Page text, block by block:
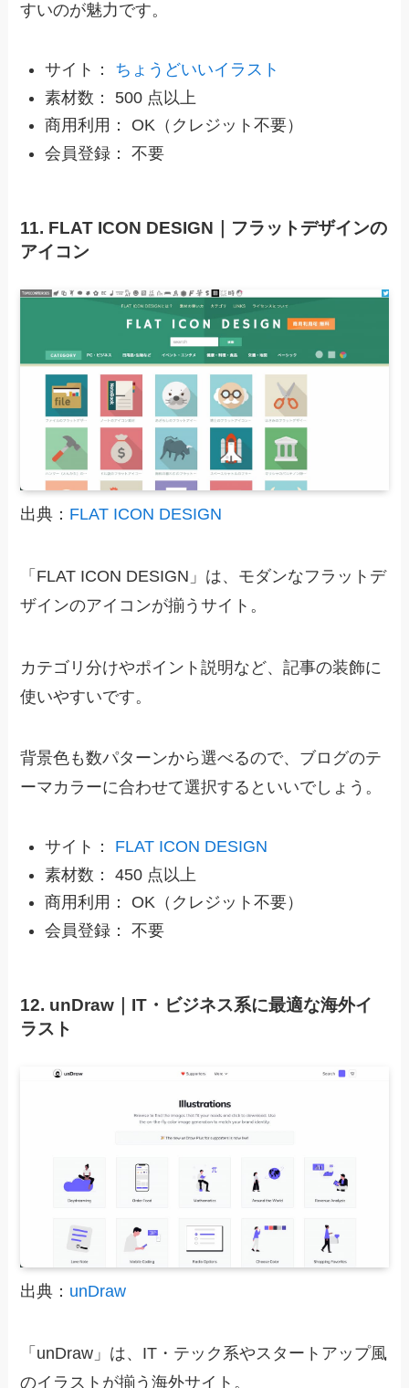
すいのが魅力です。
サイト： ちょうどいいイラスト
素材数： 500 点以上
商用利用： OK（クレジット不要）
会員登録： 不要
11. FLAT ICON DESIGN｜フラットデザインの
アイコン
出典： FLAT ICON DESIGN
「FLAT ICON DESIGN」は、モダンなフラットデ
ザインのアイコンが揃うサイト。
カテゴリ分けやポイント説明など、記事の装飾に
使いやすいです。
背景色も数パターンから選べるので、ブログのテ
ーマカラーに合わせて選択するといいでしょう。
サイト： FLAT ICON DESIGN
素材数： 450 点以上
商用利用： OK（クレジット不要）
会員登録： 不要
12. unDraw｜IT・ビジネス系に最適な海外イ
ラスト
出典： unDraw
「unDraw」は、IT・テック系やスタートアップ風
のイラストが揃う海外サイト。